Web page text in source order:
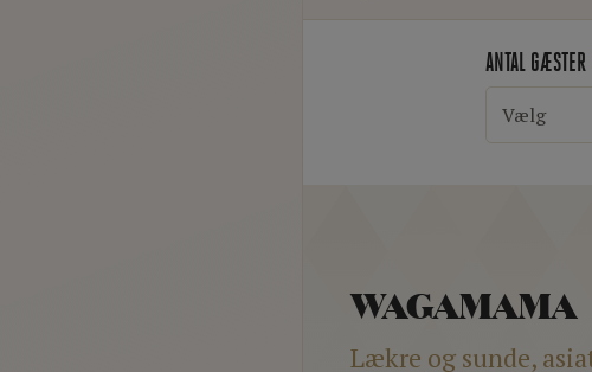
ANTAL GÆSTER
Vælg
WAGAMAMA
Lækre og sunde,